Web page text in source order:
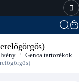
Genoa tartozékok